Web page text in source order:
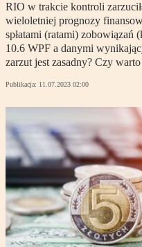
RIO w trakcie kontroli
wieloletniej prognozy
spłatami (ratami) zobowiązań
10.6 WPF a danymi
zarzut jest zasadny? Czy
Publikacja: 11.07.2023 02:00